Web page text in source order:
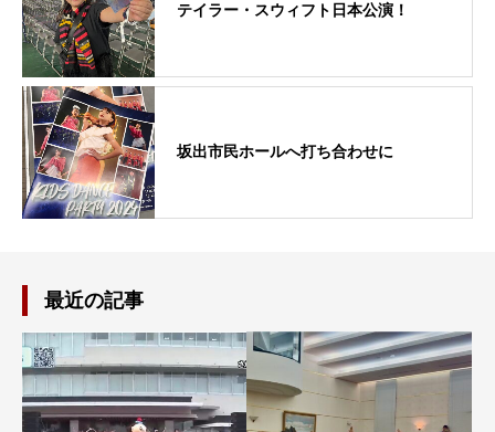
テイラー・スウィフト日本公演！
坂出市民ホールへ打ち合わせに
最近の記事